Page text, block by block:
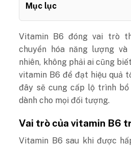
Mục lục
Vitamin B6 đóng vai trò
chuyển hóa năng lượng
nhiên, không phải ai cũng
vitamin B6 để đạt hiệu quả
đây sẽ cung cấp lộ trình bổ
dành cho mọi đối tượng.
Vai trò của vitamin B6
Vitamin B6 sau khi được